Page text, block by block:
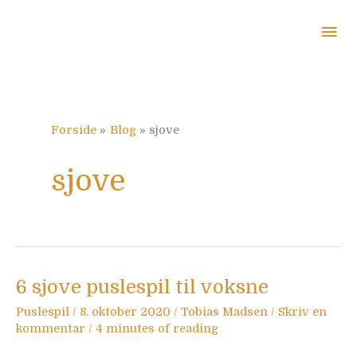
Forside Blog sjove
sjove
6 sjove puslespil til voksne
Puslespil / 8. oktober 2020 / Tobias Madsen / Skriv en
kommentar / 4 minutes of reading
6
sjove
til
voksne